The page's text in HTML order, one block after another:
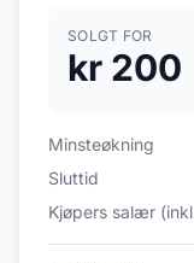
SOLGT FOR
kr 200
Minsteøkning
Sluttid
Kjøpers salær